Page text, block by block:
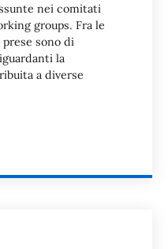
nei comitati
groups. Fra le
sono di
la
a diverse